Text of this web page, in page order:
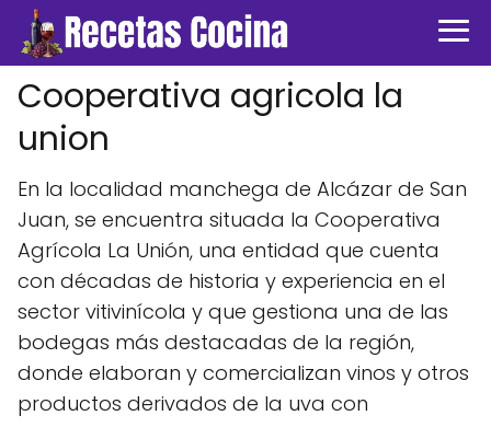
Cooperativa agricola la
union
En la localidad manchega de Alcázar de San
Juan, se encuentra situada la Cooperativa
Agrícola La Unión, una entidad que cuenta
con décadas de historia y experiencia en el
sector vitivinícola y que gestiona una de las
bodegas más destacadas de la región,
donde elaboran y comercializan vinos y otros
productos derivados de la uva con